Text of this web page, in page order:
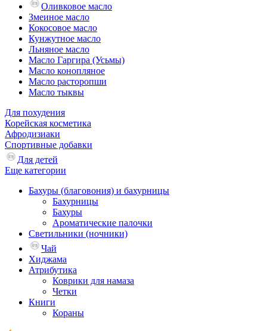
Оливковое масло
Змеиное масло
Кокосовое масло
Кунжутное масло
Льняное масло
Масло Гаргира (Усьмы)
Масло конопляное
Масло расторопши
Масло тыквы
Для похудения
Корейская косметика
Афродизиаки
Спортивные добавки
Для детей
Еще категории
Бахуры (благовония) и бахурницы
Бахурницы
Бахуры
Ароматические палочки
Светильники (ночники)
Чай
Хиджама
Атрибутика
Коврики для намаза
Четки
Книги
Кораны